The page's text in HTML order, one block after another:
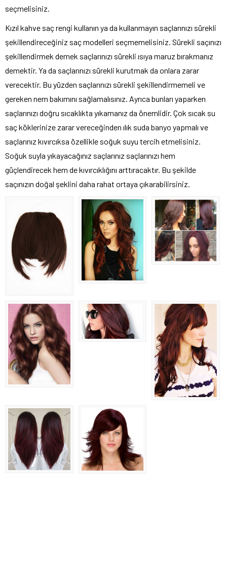
seçmelisiniz.
Kızıl kahve saç rengi kullanın ya da kullanmayın saçlarınızı sürekli
şekillendireceğiniz saç modelleri seçmemelisiniz. Sürekli saçınızı
şekillendirmek demek saçlarınızı sürekli ısıya maruz bırakmanız
demektir. Ya da saçlarınızı sürekli kurutmak da onlara zarar
verecektir. Bu yüzden saçlarınızı sürekli şekillendirmemeli ve
gereken nem bakımını sağlamalısınız. Ayrıca bunları yaparken
saçlarınızı doğru sıcaklıkta yıkamanız da önemlidir. Çok sıcak su
saç köklerinize zarar vereceğinden ılık suda banyo yapmalı ve
saçlarınız kıvırcıksa özellikle soğuk suyu tercih etmelisiniz.
Soğuk suyla yıkayacağınız saçlarınız saçlarınızı hem
güçlendirecek hem de kıvırcıklığını arttıracaktır. Bu şekilde
saçınızın doğal şeklini daha rahat ortaya çıkarabilirsiniz.